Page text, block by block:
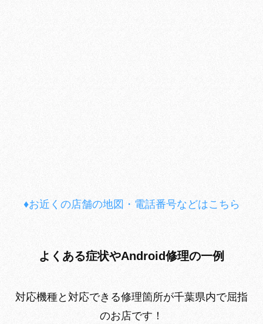
♦お近くの店舗の地図・電話番号などはこちら
よくある症状やAndroid修理の一例
対応機種と対応できる修理箇所が千葉県内で屈指
のお店です！